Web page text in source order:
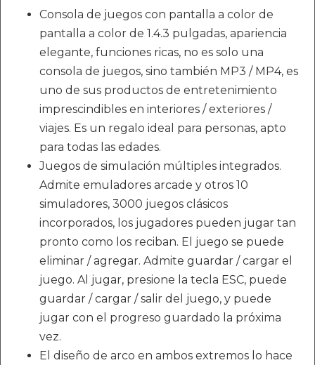
Consola de juegos con pantalla a color de
pantalla a color de 1.4.3 pulgadas, apariencia
elegante, funciones ricas, no es solo una
consola de juegos, sino también MP3 / MP4, es
uno de sus productos de entretenimiento
imprescindibles en interiores / exteriores /
viajes. Es un regalo ideal para personas, apto
para todas las edades.
Juegos de simulación múltiples integrados.
Admite emuladores arcade y otros 10
simuladores, 3000 juegos clásicos
incorporados, los jugadores pueden jugar tan
pronto como los reciban. El juego se puede
eliminar / agregar. Admite guardar / cargar el
juego. Al jugar, presione la tecla ESC, puede
guardar / cargar / salir del juego, y puede
jugar con el progreso guardado la próxima
vez.
El diseño de arco en ambos extremos lo hace